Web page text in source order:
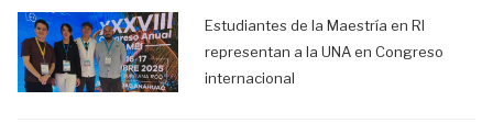
Estudiantes de la Maestría en RI
representan a la UNA en Congreso
internacional